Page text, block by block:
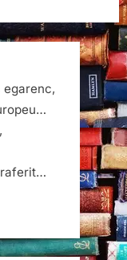
egarenc,